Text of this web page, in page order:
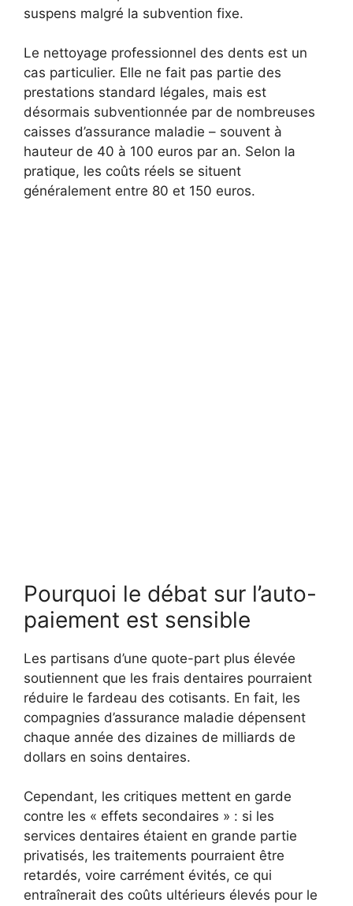
suspens malgré la subvention fixe.
Le nettoyage professionnel des dents est un
cas particulier. Elle ne fait pas partie des
prestations standard légales, mais est
désormais subventionnée par de nombreuses
caisses d’assurance maladie – souvent à
hauteur de 40 à 100 euros par an. Selon la
pratique, les coûts réels se situent
généralement entre 80 et 150 euros.
Pourquoi le débat sur l’auto-
paiement est sensible
Les partisans d’une quote-part plus élevée
soutiennent que les frais dentaires pourraient
réduire le fardeau des cotisants. En fait, les
compagnies d’assurance maladie dépensent
chaque année des dizaines de milliards de
dollars en soins dentaires.
Cependant, les critiques mettent en garde
contre les « effets secondaires » : si les
services dentaires étaient en grande partie
privatisés, les traitements pourraient être
retardés, voire carrément évités, ce qui
entraînerait des coûts ultérieurs élevés pour le